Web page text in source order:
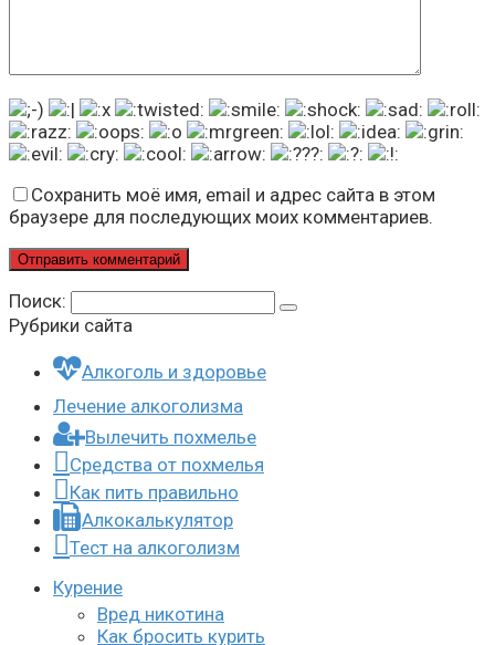
Сохранить моё имя, email и адрес сайта в этом
браузере для последующих моих комментариев.
Поиск:
Рубрики сайта
Алкоголь и здоровье
Лечение алкоголизма
Вылечить похмелье
Средства от похмелья
Как пить правильно
Алкокалькулятор
Тест на алкоголизм
Курение
Вред никотина
Как бросить курить